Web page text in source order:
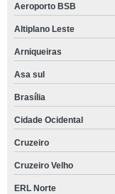
Aeroporto BSB
Altiplano Leste
Arniqueiras
Asa sul
Brasília
Cidade Ocidental
Cruzeiro
Cruzeiro Velho
ERL Norte